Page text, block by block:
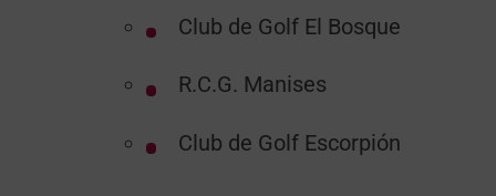
Club de Golf El Bosque
R.C.G. Manises
Club de Golf Escorpión